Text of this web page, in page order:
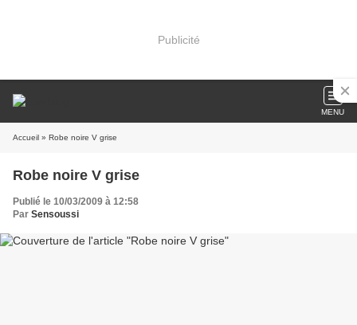
Publicité
MENU
Accueil » Robe noire V grise
Robe noire V grise
Publié le 10/03/2009 à 12:58
Par Sensoussi